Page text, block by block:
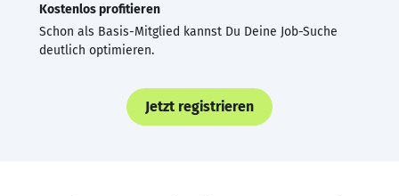
Kostenlos profitieren
Schon als Basis-Mitglied kannst Du Deine Job-Suche
deutlich optimieren.
Jetzt registrieren